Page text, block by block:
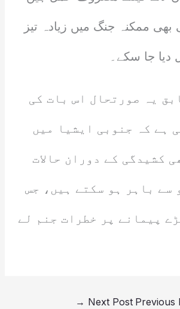
بھی ممکنہ جنگ میں زیادہ تیز
دیا جا سکے۔
یہ صورتحال اس بات کی
ہے کہ جنوبی ایشیا میں
کشیدگی کے دوران حالات
سے باہر ہو سکتے ہیں، جس
پیمانے پر خطرات جنم لے
Next Post
→